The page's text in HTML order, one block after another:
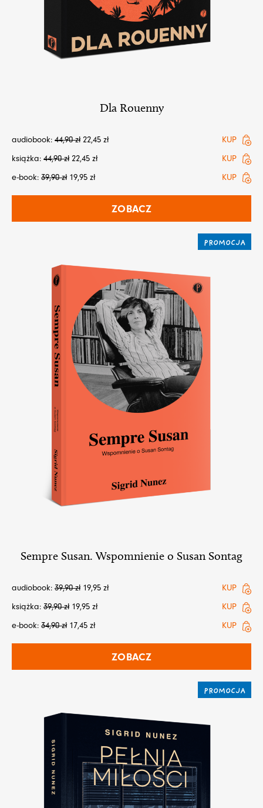
Dla Rouenny
audiobook: 44,90zł 22,45 zł
KUP
książka: 44,90zł 22,45 zł
KUP
e-book: 39,90zł 19,95 zł KUP
ZOBACZ
PROMOCJA
Sempre Susan. Wspomnienie o Susan Sontag
audiobook: 39,90zł 19,95 zł
KUP
książka: 39,90zł 19,95 zł
KUP
e-book: 34,90zł 17,45 zł KUP
ZOBACZ
PROMOCJA